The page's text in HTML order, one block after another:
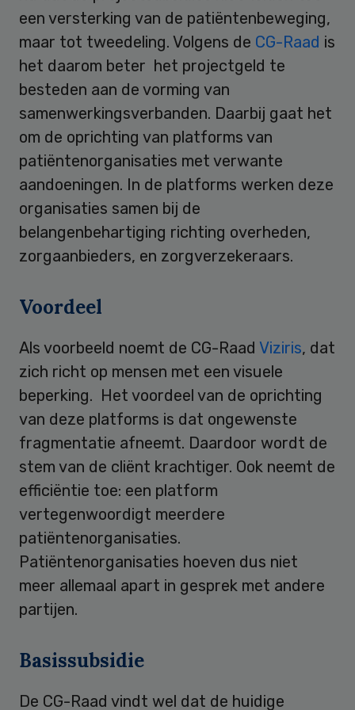
een versterking van de patiëntenbeweging,
maar tot tweedeling. Volgens de CG-Raad is
het daarom beter het projectgeld te
besteden aan de vorming van
samenwerkingsverbanden. Daarbij gaat het
om de oprichting van platforms van
patiëntenorganisaties met verwante
aandoeningen. In de platforms werken deze
organisaties samen bij de
belangenbehartiging richting overheden,
zorgaanbieders, en zorgverzekeraars.
Voordeel
Als voorbeeld noemt de CG-Raad Viziris, dat
zich richt op mensen met een visuele
beperking. Het voordeel van de oprichting
van deze platforms is dat ongewenste
fragmentatie afneemt. Daardoor wordt de
stem van de cliënt krachtiger. Ook neemt de
efficiëntie toe: een platform
vertegenwoordigt meerdere
patiëntenorganisaties.
Patiëntenorganisaties hoeven dus niet
meer allemaal apart in gesprek met andere
partijen.
Basissubsidie
De CG-Raad vindt wel dat de huidige